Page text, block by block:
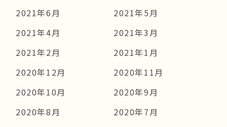
2021年6月
2021年5月
2021年4月
2021年3月
2021年2月
2021年1月
2020年12月
2020年11月
2020年10月
2020年9月
2020年8月
2020年7月